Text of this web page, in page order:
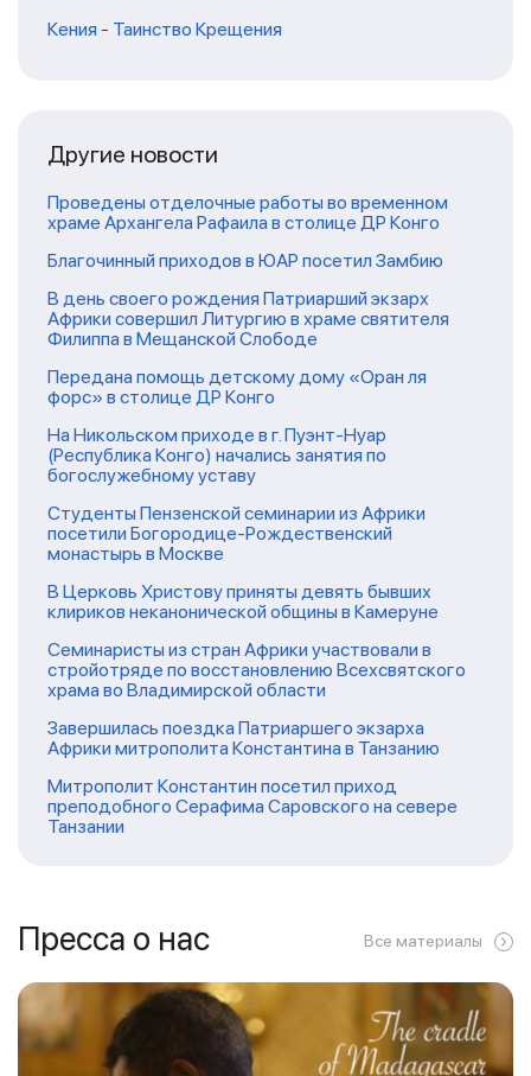
Кения - Таинство Крещения
Другие новости
Проведены отделочные работы во временном
храме Архангела Рафаила в столице ДР Конго
Благочинный приходов в ЮАР посетил Замбию
В день своего рождения Патриарший экзарх
Африки совершил Литургию в храме святителя
Филиппа в Мещанской Слободе
Передана помощь детскому дому «Оран ля
форс» в столице ДР Конго
На Никольском приходе в г. Пуэнт-Нуар
(Республика Конго) начались занятия по
богослужебному уставу
Студенты Пензенской семинарии из Африки
посетили Богородице-Рождественский
монастырь в Москве
В Церковь Христову приняты девять бывших
клириков неканонической общины в Камеруне
Семинаристы из стран Африки участвовали в
стройотряде по восстановлению Всехсвятского
храма во Владимирской области
Завершилась поездка Патриаршего экзарха
Африки митрополита Константина в Танзанию
Митрополит Константин посетил приход
преподобного Серафима Саровского на севере
Танзании
Пресса о нас Все материалы